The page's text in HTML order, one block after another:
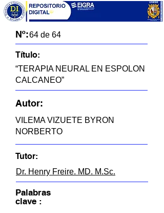
Nº:64 de 64
Título:
“TERAPIA NEURAL EN ESPOLON
CALCANEO”
Autor:
VILEMA VIZUETE BYRON
NORBERTO
Tutor:
Dr. Henry Freire. MD. M.Sc.
Palabras
clave :